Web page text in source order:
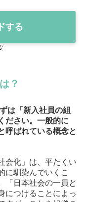
する
？
は「新入社員の組
ださい。一般的に
呼ばれている概念と
会化」は、平たくい
に馴染んでいくこ
「日本社会の一員と
につけることによっ